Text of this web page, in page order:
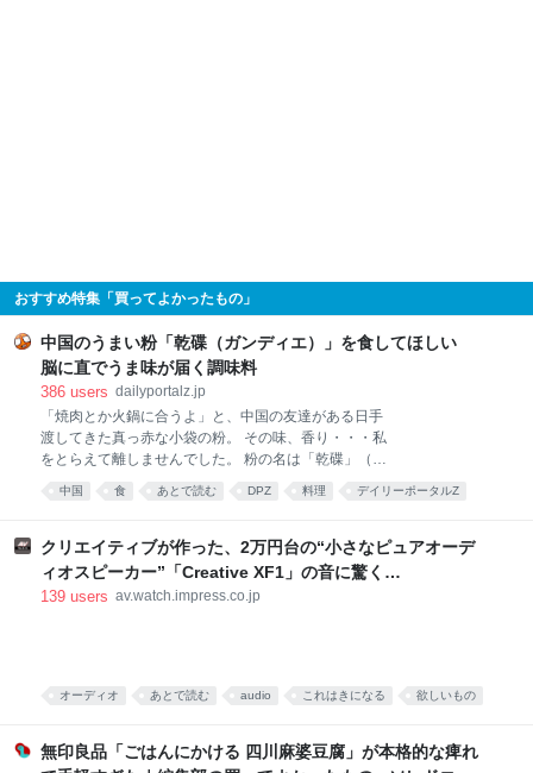
おすすめ特集「買ってよかったもの」
中国のうまい粉「乾碟（ガンディエ）」を食してほしい
脳に直でうま味が届く調味料
386 users dailyportalz.jp
「焼肉とか火鍋に合うよ」と、中国の友達がある日手
渡してきた真っ赤な小袋の粉。 その味、香り・・・私
をとらえて離しませんでした。 粉の名は「乾碟」（ガ
た、脳に直でうま味が届く調味料です。 そんな乾碟を
した。 真っ赤な小袋に入った粉 大学院生のころ、中国
の東北地方から来た留学生の女の子と仲良くなりまし
た。 彼女は辛い物が大好き。「日本には辛い食べ物が
ない」と、中国のショッピングサイト「淘宝」（タオ
キャラの描かれた、真っ赤な小袋をくれました。 なん
していなか
中国 食 あとで読む DPZ 料理 デイリーポータルZ
クリエイティブが作った、2万円台の“小さなピュアオーデ
ィオスピーカー”「Creative XF1」の音に驚く
[Sponsored]
139 users av.watch.impress.co.jp
オーディオ あとで読む audio これはきになる 欲しいもの
無印良品「ごはんにかける 四川麻婆豆腐」が本格的な痺れ